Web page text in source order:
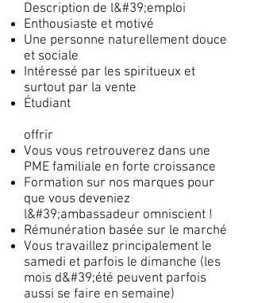
Description de l&#39;emploi
Enthousiaste et motivé
Une personne naturellement douce
et sociale
Intéressé par les spiritueux et
surtout par la vente
Étudiant
offrir
Vous vous retrouverez dans une
PME familiale en forte croissance
Formation sur nos marques pour
que vous deveniez
l&#39;ambassadeur omniscient !
Rémunération basée sur le marché
Vous travaillez principalement le
samedi et parfois le dimanche (les
mois d&#39;été peuvent parfois
aussi se faire en semaine)